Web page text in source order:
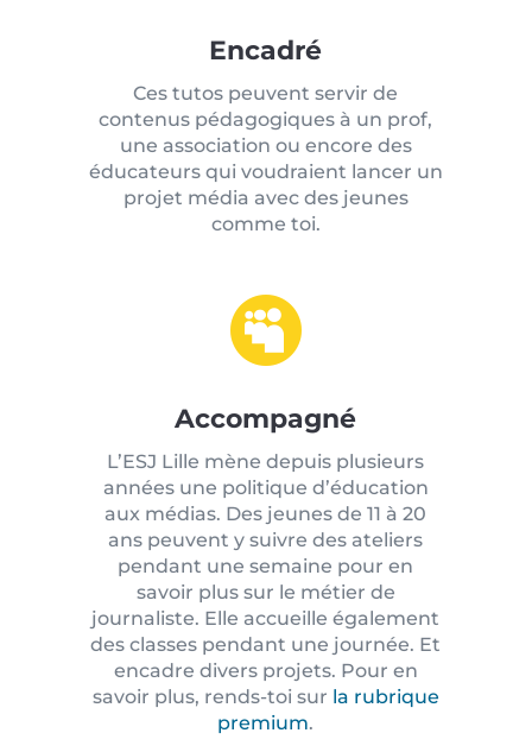
Encadré
Ces tutos peuvent servir de
contenus pédagogiques à un prof,
une association ou encore des
éducateurs qui voudraient lancer un
projet média avec des jeunes
comme toi.

Accompagné
L’ESJ Lille mène depuis plusieurs
années une politique d’éducation
aux médias. Des jeunes de 11 à 20
ans peuvent y suivre des ateliers
pendant une semaine pour en
savoir plus sur le métier de
journaliste. Elle accueille également
des classes pendant une journée. Et
encadre divers projets. Pour en
savoir plus, rends-toi sur la rubrique
premium.